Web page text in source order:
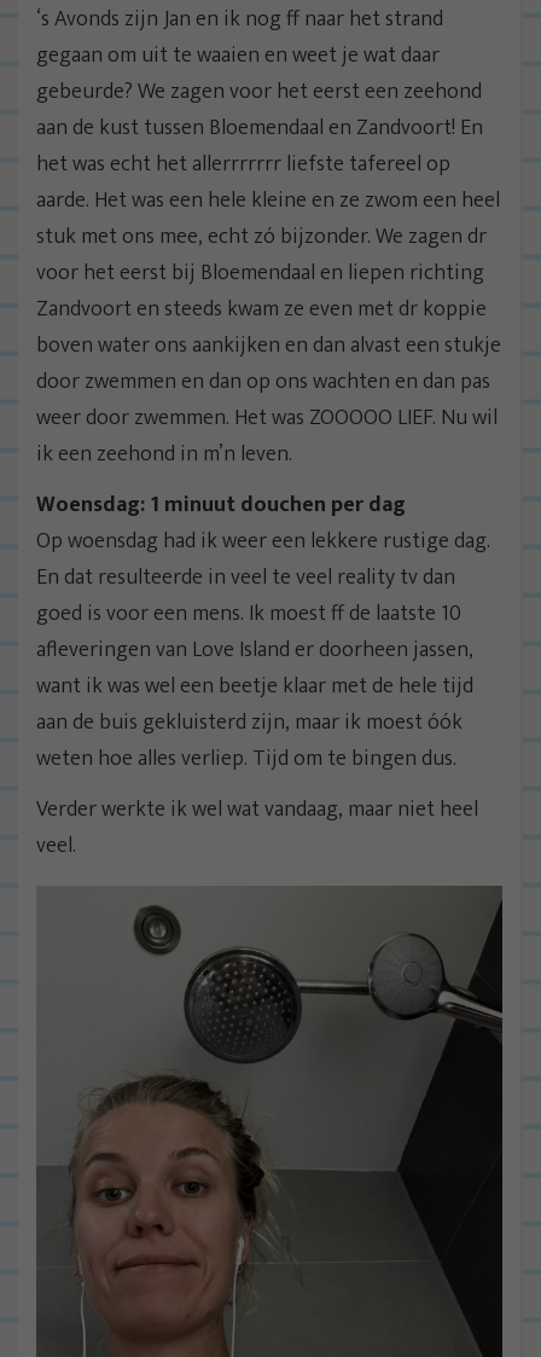
‘s Avonds zijn Jan en ik nog ff naar het strand
gegaan om uit te waaien en weet je wat daar
gebeurde? We zagen voor het eerst een zeehond
aan de kust tussen Bloemendaal en Zandvoort! En
het was echt het allerrrrrrr liefste tafereel op
aarde. Het was een hele kleine en ze zwom een heel
stuk met ons mee, echt zó bijzonder. We zagen dr
voor het eerst bij Bloemendaal en liepen richting
Zandvoort en steeds kwam ze even met dr koppie
boven water ons aankijken en dan alvast een stukje
door zwemmen en dan op ons wachten en dan pas
weer door zwemmen. Het was ZOOOOO LIEF. Nu wil
ik een zeehond in m’n leven.
Woensdag: 1 minuut douchen per dag
Op woensdag had ik weer een lekkere rustige dag.
En dat resulteerde in veel te veel reality tv dan
goed is voor een mens. Ik moest ff de laatste 10
afleveringen van Love Island er doorheen jassen,
want ik was wel een beetje klaar met de hele tijd
aan de buis gekluisterd zijn, maar ik moest óók
weten hoe alles verliep. Tijd om te bingen dus.
Verder werkte ik wel wat vandaag, maar niet heel
veel.